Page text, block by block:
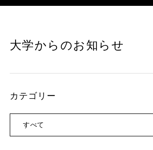
大学からのお知らせ
カテゴリー
すべて